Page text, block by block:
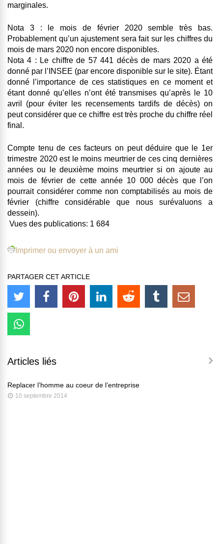
marginales.
Nota 3: le mois de février 2020 semble très bas.
Probablement qu’un ajustement sera fait sur les chiffres du
mois de mars 2020 non encore disponibles.
Nota 4 : Le chiffre de 57 441 décès de mars 2020 a été
donné par l’INSEE (par encore disponible sur le site). Étant
donné l’importance de ces statistiques en ce moment et
étant donné qu’elles n’ont été transmises qu’après le 10
avril (pour éviter les recensements tardifs de décès) on
peut considérer que ce chiffre est très proche du chiffre réel
final.
Compte tenu de ces facteurs on peut déduire que le 1er
trimestre 2020 est le moins meurtrier de ces cinq dernières
années ou le deuxième moins meurtrier si on ajoute au
mois de février de cette année 10 000 décès que l’on
pourrait considérer comme non comptabilisés au mois de
février (chiffre considérable que nous surévaluons a
dessein).
Vues des publications: 1 684
Imprimer ou envoyer à un ami
PARTAGER CET ARTICLE
Articles liés
Replacer l’homme au coeur de l’entreprise
10 septembre 2014